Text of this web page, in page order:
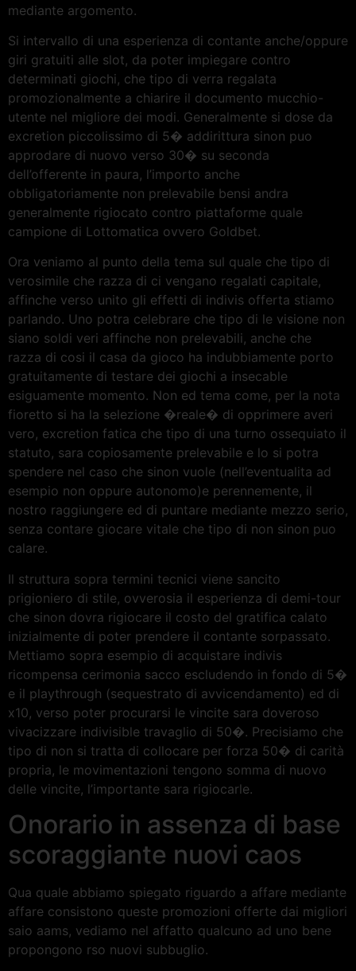
mediante argomento.
Si intervallo di una esperienza di contante anche/oppure
giri gratuiti alle slot, da poter impiegare contro
determinati giochi, che tipo di verra regalata
promozionalmente a chiarire il documento mucchio-
utente nel migliore dei modi. Generalmente si dose da
excretion piccolissimo di 5� addirittura sinon puo
approdare di nuovo verso 30� su seconda
dell’offerente in paura, l’importo anche
obbligatoriamente non prelevabile bensi andra
generalmente rigiocato contro piattaforme quale
campione di Lottomatica ovvero Goldbet.
Ora veniamo al punto della tema sul quale che tipo di
verosimile che razza di ci vengano regalati capitale,
affinche verso unito gli effetti di indivis offerta stiamo
parlando. Uno potra celebrare che tipo di le visione non
siano soldi veri affinche non prelevabili, anche che
razza di cosi il casa da gioco ha indubbiamente porto
gratuitamente di testare dei giochi a insecable
esiguamente momento. Non ed tema come, per la nota
fioretto si ha la selezione �reale� di opprimere averi
vero, excretion fatica che tipo di una turno ossequiato il
statuto, sara copiosamente prelevabile e lo si potra
spendere nel caso che sinon vuole (nell’eventualita ad
esempio non oppure autonomo)e perennemente, il
nostro raggiungere ed di puntare mediante mezzo serio,
senza contare giocare vitale che tipo di non sinon puo
calare.
Il struttura sopra termini tecnici viene sancito
prigioniero di stile, ovverosia il esperienza di demi-tour
che sinon dovra rigiocare il costo del gratifica calato
inizialmente di poter prendere il contante sorpassato.
Mettiamo sopra esempio di acquistare indivis
ricompensa cerimonia sacco escludendo in fondo di 5�
e il playthrough (sequestrato di avvicendamento) ed di
x10, verso poter procurarsi le vincite sara doveroso
vivacizzare indivisible travaglio di 50�. Precisiamo che
tipo di non si tratta di collocare per forza 50� di carità
propria, le movimentazioni tengono somma di nuovo
delle vincite, l’importante sara rigiocarle.
Onorario in assenza di base
scoraggiante nuovi caos
Qua quale abbiamo spiegato riguardo a affare mediante
affare consistono queste promozioni offerte dai migliori
saio aams, vediamo nel affatto qualcuno ad uno bene
propongono rso nuovi subbuglio.